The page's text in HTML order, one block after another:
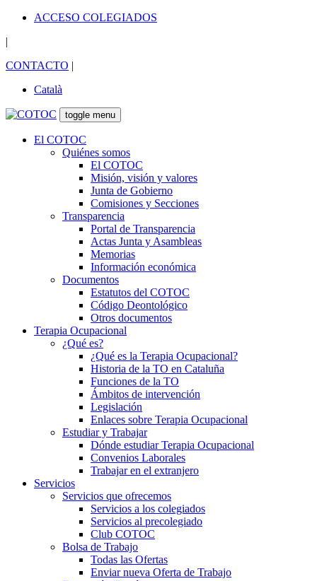
ACCESO COLEGIADOS
|
CONTACTO |
Català
toggle menu
El COTOC
Quiénes somos
El COTOC
Misión, visión y valores
Junta de Gobierno
Comisiones y Secciones
Transparencia
Portal de Transparencia
Actas Junta y Asambleas
Memorias
Información económica
Documentos
Estatutos del COTOC
Código Deontológico
Otros documentos
Terapia Ocupacional
¿Qué es?
¿Qué es la Terapia Ocupacional?
Historia de la TO en Cataluña
Funciones de la TO
Ámbitos de intervención
Legislación
Enlaces sobre Terapia Ocupacional
Estudiar y Trabajar
Dónde estudiar Terapia Ocupacional
Convenios Laborales
Trabajar en el extranjero
Servicios
Servicios que ofrecemos
Servicios a los colegiados
Servicios al precolegiado
Club COTOC
Bolsa de Trabajo
Todas las Ofertas
Enviar nueva Oferta de Trabajo